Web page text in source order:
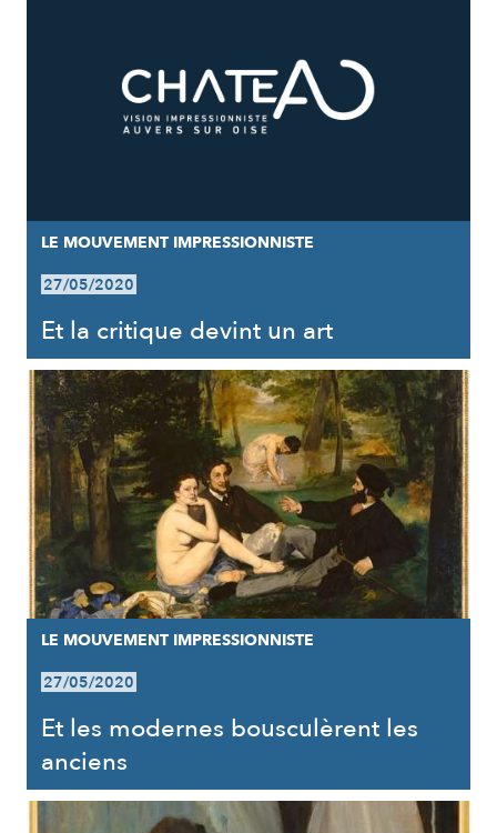
LE MOUVEMENT IMPRESSIONNISTE
27/05/2020
Et la critique devint un art
LE MOUVEMENT IMPRESSIONNISTE
27/05/2020
Et les modernes bousculèrent les
anciens